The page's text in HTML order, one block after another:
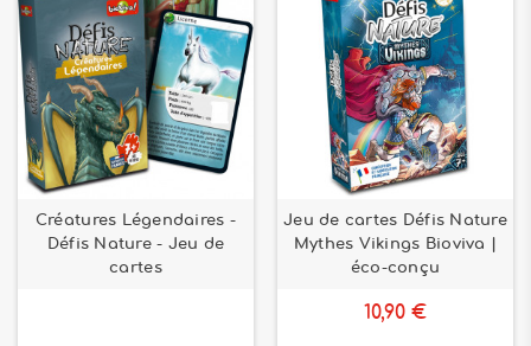
Créatures Légendaires -
Défis Nature - Jeu de
cartes
Jeu de cartes Défis Nature
Mythes Vikings Bioviva |
éco-conçu
10,90 €